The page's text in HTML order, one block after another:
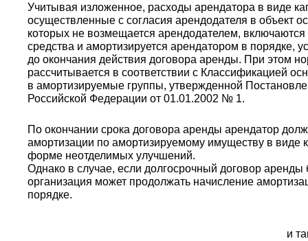
Учитывая изложенное, расходы арендатора в виде
осуществленные с согласия арендодателя в объект
которых не возмещается арендодателем, включаются
средства и амортизируется арендатором в порядке,
до окончания действия договора аренды. При этом
рассчитывается в соответствии с Классификацией
в амортизируемые группы, утвержденной
Российской Федерации от 01.01.2002 № 1.
По окончании срока договора аренды арендатор
амортизации по амортизируемому имуществу в виде
форме неотделимых улучшений.
Однако в случае, если долгосрочный договор аренды
организация может продолжать начисление
порядке.
и